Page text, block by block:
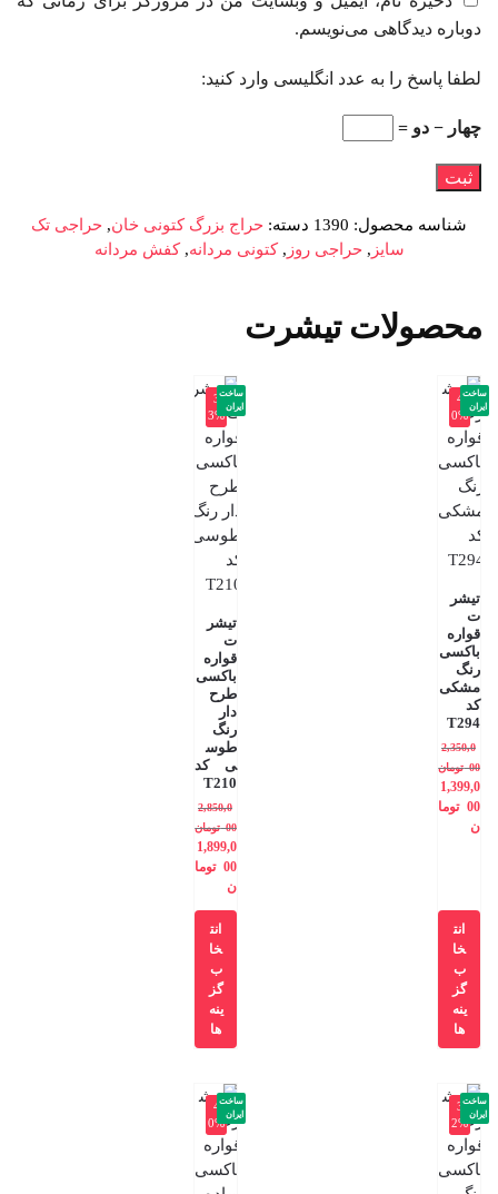
دوباره دیدگاهی می‌نویسم.
لطفا پاسخ را به عدد انگلیسی وارد کنید:
چهار − دو =
شناسه محصول: 1390 دسته: حراج بزرگ کتونی خان, حراجی تک
سایز , حراجی روز ,کتونی مردانه,کفش مردانه
محصولات تیشرت
-4
0%
تیشر
ت
قواره
باکسی
رنگ
مشکی
کد
T294
2,350,0
00 تومان
1,399,0
00 توما
ن
ساخت
ایران
انت
خا
ب
گز
ینه
ها
-3
3%
تیشر
ت
قواره
باکسی
طرح
دار
رنگ
طوس
ی کد
T210
2,850,0
00 تومان
1,899,0
00 توما
ن
ساخت
ایران
انت
خا
ب
گز
ینه
ها
-3
2%
ساخت
ایران
-4
0%
ساخت
ایران